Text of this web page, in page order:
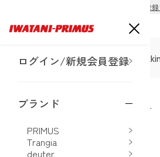
ECサイト公開！購入前の会員登
ログイン/新規会員登録
ブランド
PRIMUS
Trangia
deuter
SALEAlpine Mountain
ホーム >LOWA レネゲード EVO GT LO WXL